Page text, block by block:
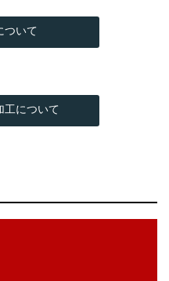
ついて
工について